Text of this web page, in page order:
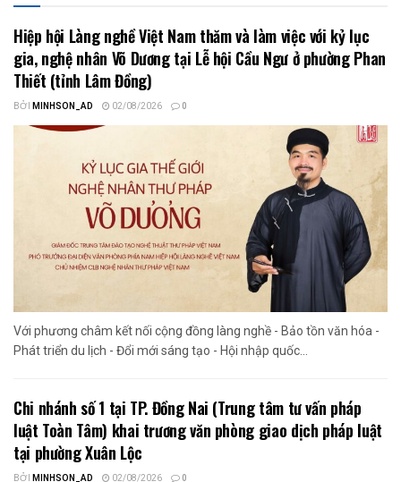
Hiệp hội Làng nghề Việt Nam thăm và làm việc với kỷ lục
gia, nghệ nhân Võ Dương tại Lễ hội Cầu Ngư ở phường Phan
Thiết (tỉnh Lâm Đồng)
BỞI MINHSON_AD 02/08/2026 0
Với phương châm kết nối cộng đồng làng nghề - Bảo tồn văn hóa -
Phát triển du lịch - Đổi mới sáng tạo - Hội nhập quốc...
Chi nhánh số 1 tại TP. Đồng Nai (Trung tâm tư vấn pháp
luật Toàn Tâm) khai trương văn phòng giao dịch pháp luật
tại phường Xuân Lộc
BỞI MINHSON_AD 02/08/2026 0